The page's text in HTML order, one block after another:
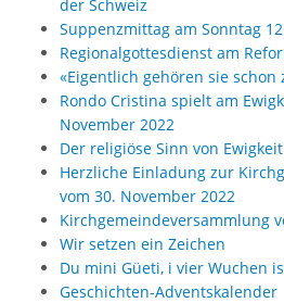
der Schweiz
Suppenzmittag am Sonntag
Regionalgottesdienst am
«Eigentlich gehören sie schon
Rondo Cristina spielt am
November 2022
Der religiöse Sinn von Ewigkeit
Herzliche Einladung zur
vom 30. November 2022
Kirchgemeindeversammlung
Wir setzen ein Zeichen
Du mini Güeti, i vier Wuchen
Geschichten-Adventskalender